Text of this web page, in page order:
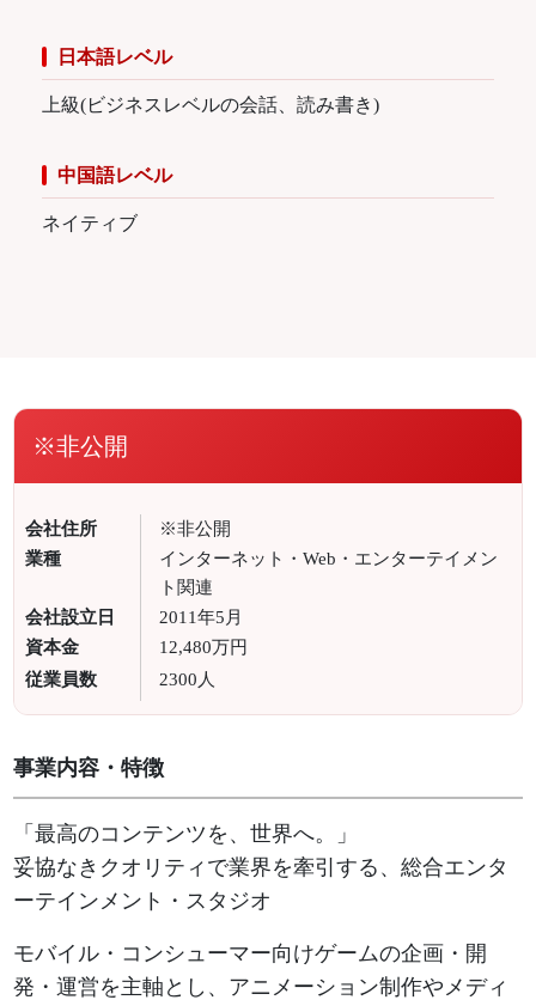
日本語レベル
上級(ビジネスレベルの会話、読み書き)
中国語レベル
ネイティブ
※非公開
会社住所
※非公開
業種
インターネット・Web・エンターテイメン
ト関連
会社設立日
2011年5月
資本金
12,480万円
従業員数
2300人
事業内容・特徴
「最高のコンテンツを、世界へ。」
妥協なきクオリティで業界を牽引する、総合エンタ
ーテインメント・スタジオ
モバイル・コンシューマー向けゲームの企画・開
発・運営を主軸とし、アニメーション制作やメディ